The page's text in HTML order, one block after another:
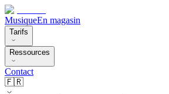
MusiqueEn magasin
Tarifs
Ressources
Contact
🇫🇷